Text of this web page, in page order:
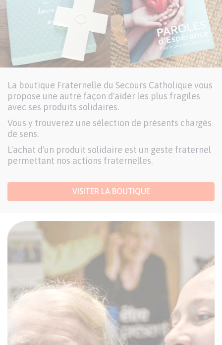
La boutique Fraternelle du Secours Catholique vous
propose une autre façon d'aider les plus fragiles
avec ses produits solidaires.
Vous y trouverez une sélection de présents chargés
de sens.
L'achat d'un produit solidaire est un geste fraternel
permettant nos actions fraternelles.
VISITER LA BOUTIQUE